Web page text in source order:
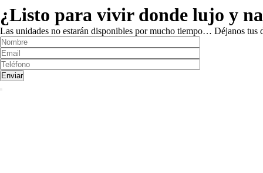
¿Listo para vivir donde lujo y
Las unidades no estarán disponibles por mucho tiempo… Déjanos tus